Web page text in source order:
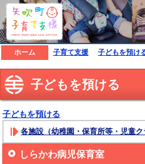
矢吹町子育て支援ホームページ
ホーム 子育て支援 子どもを預け
子どもを預ける
子どもを預ける
各施設（幼稚園・保育所等・児童
しらかわ病児保育室